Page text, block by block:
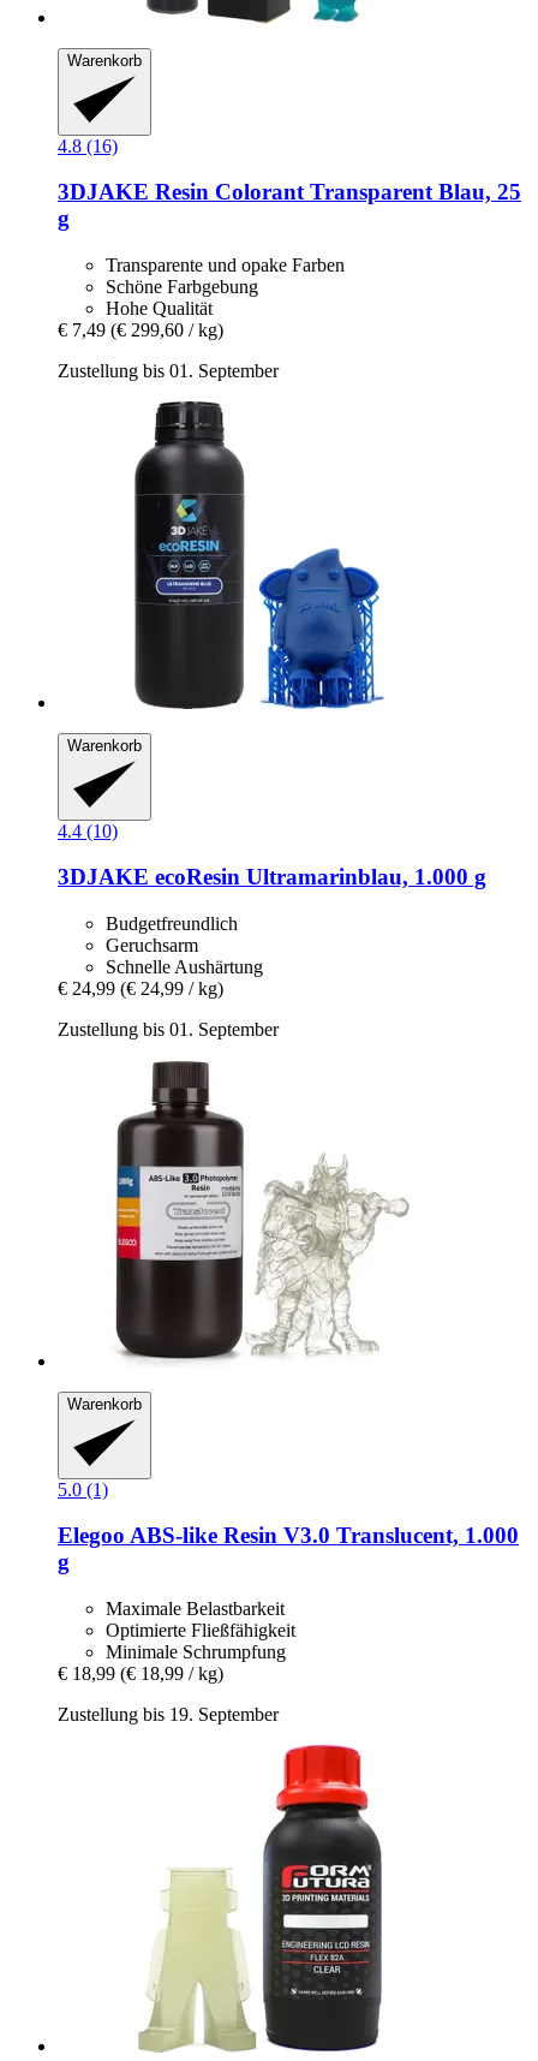
Warenkorb
4.8 (16)
3DJAKE Resin Colorant Transparent Blau, 25
g
Transparente und opake Farben
Schöne Farbgebung
Hohe Qualität
€ 7,49 (€ 299,60 / kg)
Zustellung bis 01. September
Warenkorb
4.4 (10)
3DJAKE ecoResin Ultramarinblau, 1.000 g
Budgetfreundlich
Geruchsarm
Schnelle Aushärtung
€ 24,99 (€ 24,99 / kg)
Zustellung bis 01. September
Warenkorb
5.0 (1)
Elegoo ABS-​like Resin V3.0 Translucent, 1.000
g
Maximale Belastbarkeit
Optimierte Fließfähigkeit
Minimale Schrumpfung
€ 18,99 (€ 18,99 / kg)
Zustellung bis 19. September